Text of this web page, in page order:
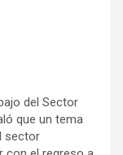
del Sector
que un tema
sector